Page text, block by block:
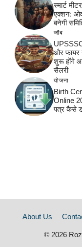
स्मार्ट
एक्शन:
बनेगी
जॉब
और फायर
शुरू होंगे
सैलरी
योजना
Birth
Online
पत्र कैसे
About Us
© 2026